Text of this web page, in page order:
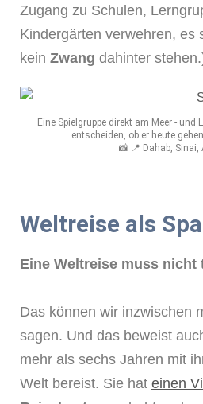
Zugang zu Schulen,
Kindergärten verwehren, es
kein Zwang dahinter
Eine Spielgruppe direkt am Meer -
entscheiden, ob er heute
📸 📍 Dahab, Sinai,
Weltreise als
Eine Weltreise muss nicht
Das können wir inzwischen
sagen. Und das beweist
mehr als sechs Jahren mit
Welt bereist. Sie hat einen